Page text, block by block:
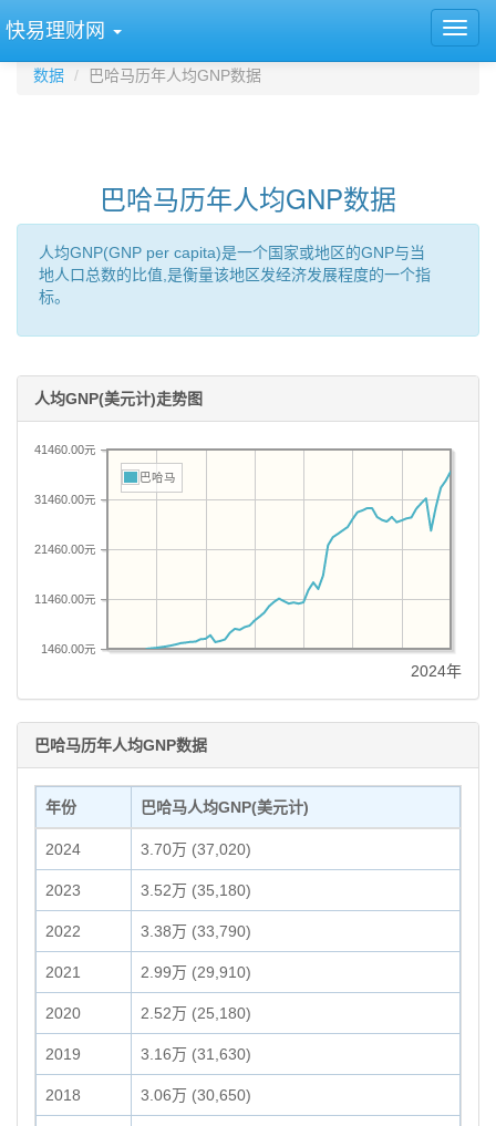
快易理财网
数据 巴哈马历年人均GNP数据
巴哈马历年人均GNP数据
人均GNP(GNP per capita)是一个国家或地区的GNP与当
地人口总数的比值,是衡量该地区发经济发展程度的一个指
标。
人均GNP(美元计)走势图
1460.00元
11460.00元
21460.00元
31460.00元
41460.00元
巴哈马
2024年
巴哈马历年人均GNP数据
年份 巴哈马人均GNP(美元计)
2024 3.70万 (37,020)
2023 3.52万 (35,180)
2022 3.38万 (33,790)
2021 2.99万 (29,910)
2020 2.52万 (25,180)
2019 3.16万 (31,630)
2018 3.06万 (30,650)